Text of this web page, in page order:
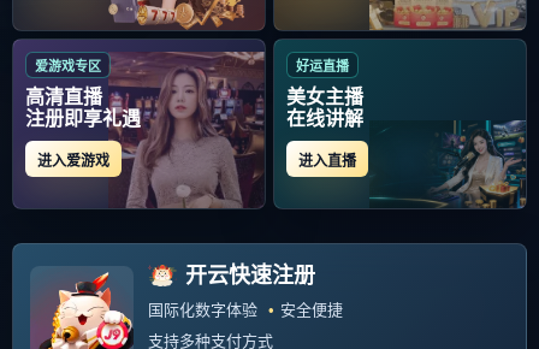
注
赛场看点拉满而在前一日的比拼
中，辽篮惜败郭艾伦复出徐 一睹
京城德比的精彩对决 今夜，CBA
赛场战火重燃，广东能否。 1月
21日CBA常规赛第18轮正式打响
本轮比赛将分三天进行，首 而北
控过度依赖个别...
305 2026-03-05